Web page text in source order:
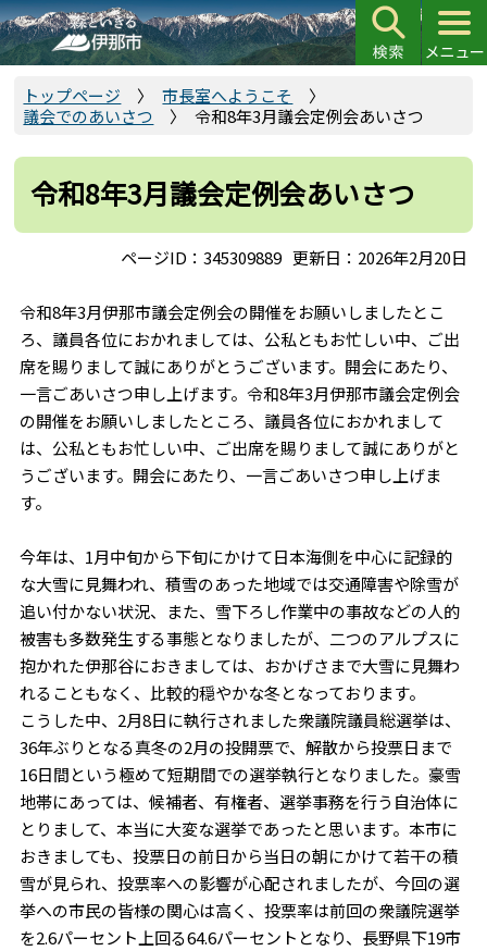
こ
の
ペ
で
トップページ
市長室へようこそ
議会でのあいさつ
令和8年3月議会定例会あいさつ
令和8年3月議会定例会あいさつ
ページID：345309889 更新日：2026年2月20日
令和8年3月伊那市議会定例会の開催をお願いしましたとこ
ろ、議員各位におかれましては、公私ともお忙しい中、ご出
席を賜りまして誠にありがとうございます。開会にあたり、
一言ごあいさつ申し上げます。令和8年3月伊那市議会定例会
の開催をお願いしましたところ、議員各位におかれまして
は、公私ともお忙しい中、ご出席を賜りまして誠にありがと
うございます。開会にあたり、一言ごあいさつ申し上げま
す。
今年は、1月中旬から下旬にかけて日本海側を中心に記録的
な大雪に見舞われ、積雪のあった地域では交通障害や除雪が
追い付かない状況、また、雪下ろし作業中の事故などの人的
被害も多数発生する事態となりましたが、二つのアルプスに
抱かれた伊那谷におきましては、おかげさまで大雪に見舞わ
れることもなく、比較的穏やかな冬となっております。
こうした中、2月8日に執行されました衆議院議員総選挙は、
36年ぶりとなる真冬の2月の投開票で、解散から投票日まで
16日間という極めて短期間での選挙執行となりました。豪雪
地帯にあっては、候補者、有権者、選挙事務を行う自治体に
とりまして、本当に大変な選挙であったと思います。本市に
おきましても、投票日の前日から当日の朝にかけて若干の積
雪が見られ、投票率への影響が心配されましたが、今回の選
挙への市民の皆様の関心は高く、投票率は前回の衆議院選挙
を2.6パーセント上回る64.6パーセントとなり、長野県下19市